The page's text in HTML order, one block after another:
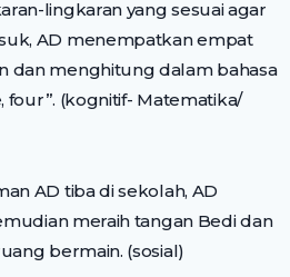
lingkaran yang sesuai agar
AD menempatkan empat
dan menghitung dalam bahasa
four”. (kognitif- Matematika/
AD tiba di sekolah, AD
meraih tangan Bedi dan
bermain. (sosial)